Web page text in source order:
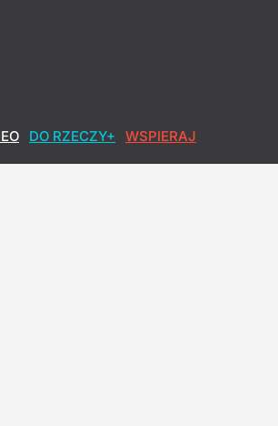
DO RZECZY+ WSPIERAJ